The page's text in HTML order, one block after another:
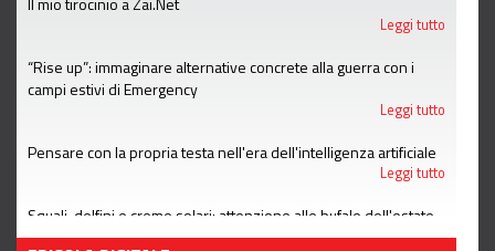
Leggi tutto
“Rise up”: immaginare alternative concrete alla guerra con i
campi estivi di Emergency
Leggi tutto
Pensare con la propria testa nell'era dell'intelligenza artificiale
Leggi tutto
Squali, delfini e creme solari: attenzione alle bufale dell'estate
Leggi tutto